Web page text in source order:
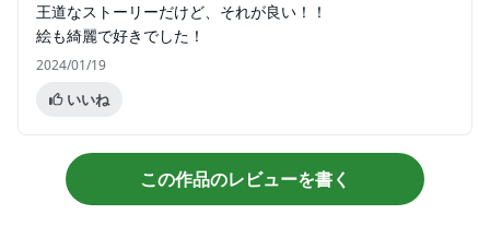
王道なストーリーだけど、それが良い！！
絵も綺麗で好きでした！
2024/01/19
いいね
この作品のレビューを書く